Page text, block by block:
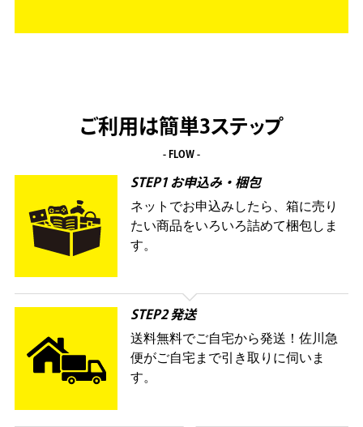
ご利用は簡単3ステップ
- FLOW -
STEP1 お申込み・梱包
ネットでお申込みしたら、箱に売り
たい商品をいろいろ詰めて梱包しま
す。
STEP2 発送
送料無料でご自宅から発送！佐川急
便がご自宅まで引き取りに伺いま
す。